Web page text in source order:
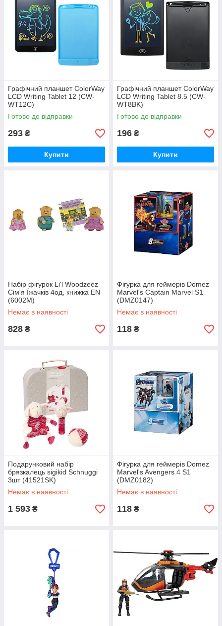
Графічний планшет ColorWay
LCD Writing Tablet 12 (CW-
WT12C)
Готово до відправки
293 ₴
Купити
Графічний планшет ColorWay
LCD Writing Tablet 8.5 (CW-
WT8BK)
Готово до відправки
196 ₴
Купити
Набір фігурок Li'l Woodzeez
Сім'я Їжачків 4од, книжка EN
(6002M)
Немає в наявності
828 ₴
Фігурка для геймерів Domez
Marvel's Captain Marvel S1
(DMZ0147)
Немає в наявності
118 ₴
Подарунковий набір
брязкалець sigikid Schnuggi
3шт (41521SK)
Немає в наявності
1 593 ₴
Фігурка для геймерів Domez
Marvel's Avengers 4 S1
(DMZ0182)
Немає в наявності
118 ₴